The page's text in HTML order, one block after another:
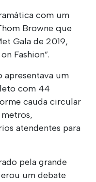
com um
Browne que
Gala de 2019,
Fashion”.
apresentava um
com 44
cauda circular
atendentes para
pela grande
um debate